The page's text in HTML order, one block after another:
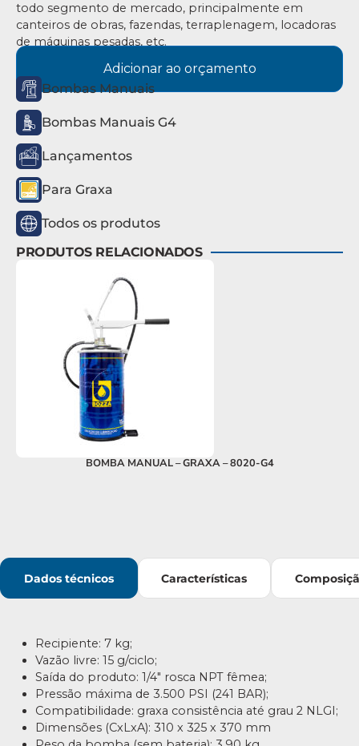
todo segmento de mercado, principalmente em
canteiros de obras, fazendas, terraplenagem, locadoras
de máquinas pesadas, etc.
Adicionar ao orçamento
Bombas Manuais
Bombas Manuais G4
Lançamentos
Para Graxa
Todos os produtos
PRODUTOS RELACIONADOS
BOMBA MANUAL – GRAXA – 8020-G4
Dados técnicos Características
Recipiente: 7 kg;
Vazão livre: 15 g/ciclo;
Saída do produto: 1/4″ rosca NPT fêmea;
Pressão máxima de 3.500 PSI (241 BAR);
Compatibilidade: graxa consistência até grau 2 NLGI;
Dimensões (CxLxA): 310 x 325 x 370 mm